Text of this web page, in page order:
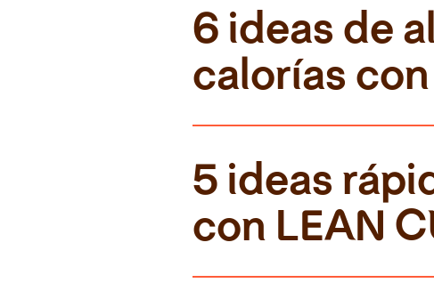
6 ideas de
calorías
5 ideas
con LEAN